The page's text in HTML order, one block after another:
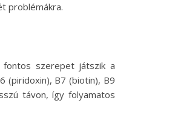
problémákra.
fontos szerepet játszik a
(piridoxin), B7 (biotin), B9
távon, így folyamatos